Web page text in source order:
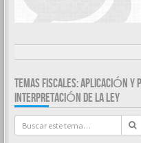
TEMAS FISCALES: APLICACIÓN Y
INTERPRETACIÓN DE LA LEY